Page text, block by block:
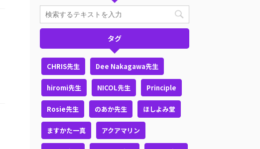
タグ
CHRIS先生 Dee Nakagawa先生
hiromi先生 NICOL先生 Principle
Rosie先生 のあか先生 ほしよみ堂
ますかた一真 アクアマリン